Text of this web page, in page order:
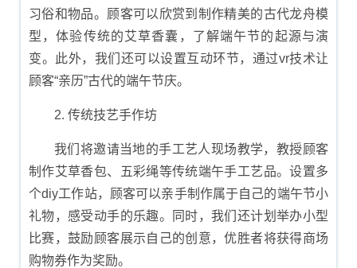
习俗和物品。顾客可以欣赏到制作精美的古代龙舟模
型，体验传统的艾草香囊，了解端午节的起源与演
变。此外，我们还可以设置互动环节，通过vr技术让
顾客“亲历”古代的端午节庆。
2. 传统技艺手作坊
我们将邀请当地的手工艺人现场教学，教授顾客
制作艾草香包、五彩绳等传统端午手工艺品。设置多
个diy工作站，顾客可以亲手制作属于自己的端午节小
礼物，感受动手的乐趣。同时，我们还计划举办小型
比赛，鼓励顾客展示自己的创意，优胜者将获得商场
购物券作为奖励。